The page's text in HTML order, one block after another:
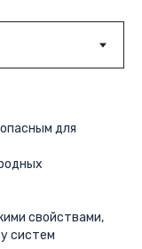
для
свойствами,
систем